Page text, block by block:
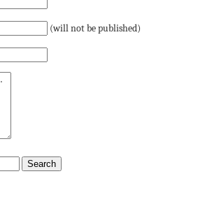
(will not be published)